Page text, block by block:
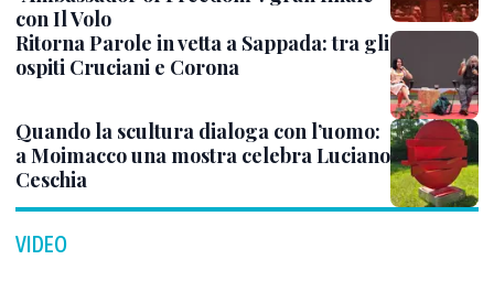
con Il Volo
Ritorna Parole in vetta a Sappada: tra gli
ospiti Cruciani e Corona
Quando la scultura dialoga con l’uomo:
a Moimacco una mostra celebra Luciano
Ceschia
VIDEO